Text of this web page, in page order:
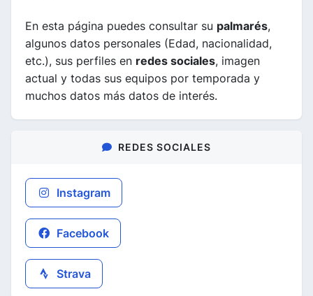
En esta página puedes consultar su palmarés,
algunos datos personales (Edad, nacionalidad,
etc.), sus perfiles en redes sociales, imagen
actual y todas sus equipos por temporada y
muchos datos más datos de interés.
REDES SOCIALES
Instagram
Facebook
Strava